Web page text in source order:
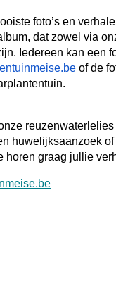
foto’s en
dat zowel via
Iedereen kan een
of de
huwelijksaanzoek
horen graag jullie